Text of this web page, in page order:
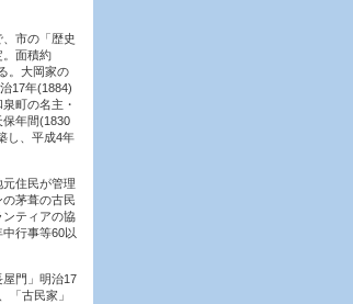
、市の「歴史
。面積約
。大岡家の
17年(1884)
町の名主・
年間(1830
し、平成4年
住民が管理
茅葺の古民
ティアの協
行事等60以
門」明治17
「古民家」